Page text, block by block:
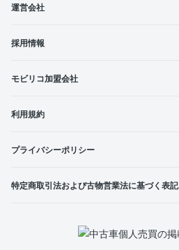
運営会社
採用情報
モビリコ加盟会社
利用規約
プライバシーポリシー
特定商取引法および古物営業法に基づく表記